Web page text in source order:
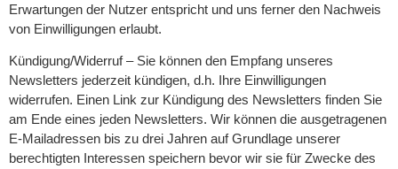
Erwartungen der Nutzer entspricht und uns ferner den Nachweis
von Einwilligungen erlaubt.
Kündigung/Widerruf – Sie können den Empfang unseres
Newsletters jederzeit kündigen, d.h. Ihre Einwilligungen
widerrufen. Einen Link zur Kündigung des Newsletters finden Sie
am Ende eines jeden Newsletters. Wir können die ausgetragenen
E-Mailadressen bis zu drei Jahren auf Grundlage unserer
berechtigten Interessen speichern bevor wir sie für Zwecke des